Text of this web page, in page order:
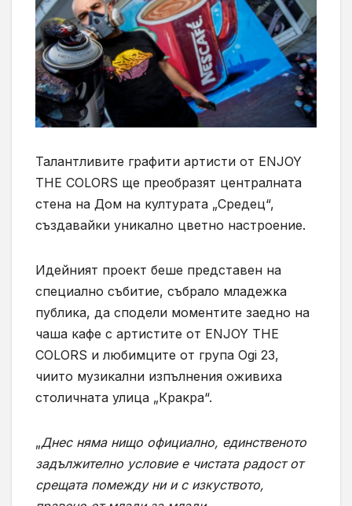
Талантливите графити артисти от ENJOY
THE COLORS ще преобразят централната
стена на Дом на културата „Средец“,
създавайки уникално цветно настроение.
Идейният проект беше представен на
специално събитие, събрало младежка
публика, да сподели моментите заедно на
чаша кафе с артистите от ENJOY THE
COLORS и любимците от група Ogi 23,
чиито музикални изпълнения оживиха
столичната улица „Кракра“.
„Днес няма нищо официално, единственото
задължително условие е чистата радост от
срещата помежду ни и с изкуството,